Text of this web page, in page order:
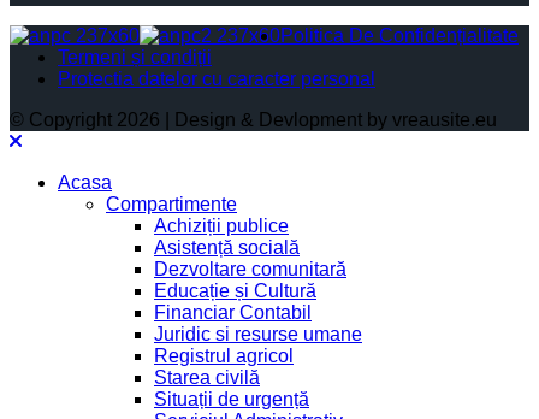
Politica De Confidențialitate
Termeni și condiții
Protectia datelor cu caracter personal
© Copyright 2026 | Design & Devlopment by vreausite.eu
Acasa
Compartimente
Achiziții publice
Asistență socială
Dezvoltare comunitară
Educație și Cultură
Financiar Contabil
Juridic si resurse umane
Registrul agricol
Starea civilă
Situații de urgență